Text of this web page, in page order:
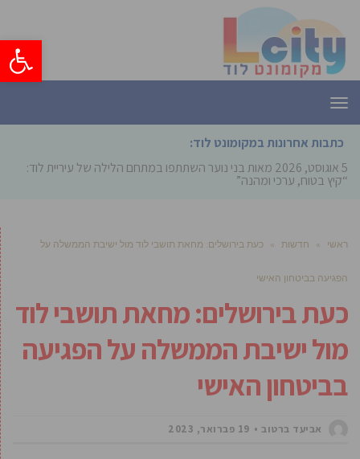
פתח
תפריט
כתבות אחרונות במקומונט לוד:
5 אוגוסט, 2026
מאות בני נוער השתתפו במתחם הלילה של עיריית לוד:
“קיץ בטוח, ערכי ומהנה”
ראשי » חדשות » כעת בירושלים: מחאת תושבי לוד מול ישיבת הממשלה על
הפגיעה בביטחון האישי
כעת בירושלים: מחאת תושבי לוד
מול ישיבת הממשלה על הפגיעה
בביטחון האישי
אביעד ברטוב 19 פברואר, 2023